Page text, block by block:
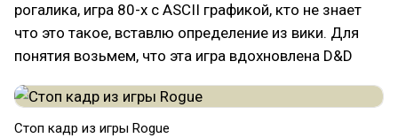
рогалика, игра 80-x с ASCII графикой, кто не знает
что это такое, вставлю определение из вики. Для
понятия возьмем, что эта игра вдохновлена D&D
Стоп кадр из игры Rogue